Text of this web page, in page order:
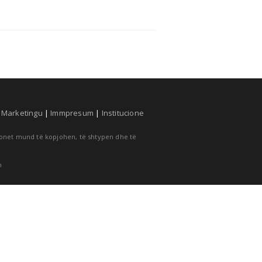
Marketingu | Immpresum | Institucione
mund të kopjohen, të shtypen dhe të